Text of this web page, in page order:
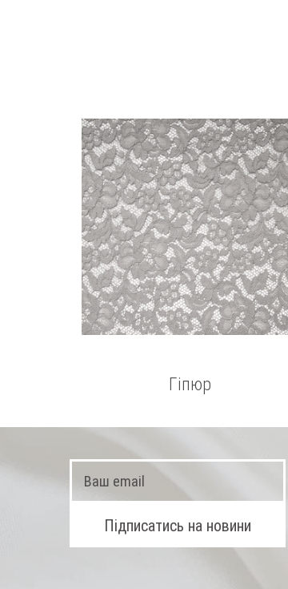
Гіпюр